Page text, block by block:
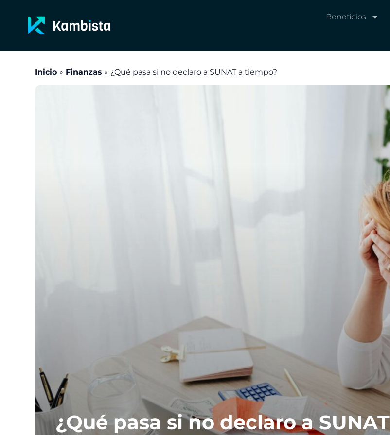
contenido
Beneficios
Inicio Finanzas ¿Qué pasa si no declaro a SUNAT a tiempo?
¿Qué pasa si no declaro a SUNAT